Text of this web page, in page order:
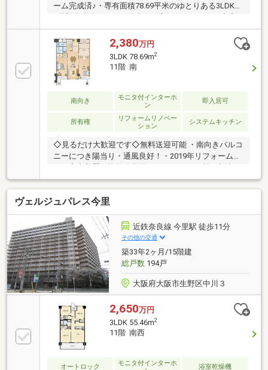
ーム完成済♪・専有面積78.69平米のゆとりある3LDK・
7階部分南向きにつき陽当たり良好▼リフォーム内容
（2026年4月完成）・キッチン新調(食洗機）・ユニッ
トバス新調（浴室乾燥機付）・洗面化粧台新調 ・トイ
レ新調 ・全室クロス貼替・全室フローリング貼替 ・全
室建具交換 ・インナーテラス新設・ハウスクリーニン
グ実施▼立地・大阪メトロ今里筋線・千日前線「今
里」駅徒歩6分・近鉄大阪線・奈良線「今里」駅徒歩9
分・JR大阪環状線「鶴橋」駅徒歩16分▼マンションの
特徴 ・管理組合にて玄関ドア（外開き）交換予定
2,380万円
3LDK 78.69m2
11階 南
南向き
モニタ付インターホ
ン
即入居可
所有権
リフォームリノベー
ション
システムキッチン
◇見るだけ大歓迎です◇無料送迎可能 ・南向きバルコ
ニーにつき陽当り・通風良好！・2019年リフォーム済
みで室内美麗・複数線利用可でアクセス便利な立地・
収納スペース充実・住環境良好・周辺環境充実◆レス
ポンスは迅速に◆交渉は全力です◆‐多忙なお客様の
「面倒だな」をフルサポート致します‐◆「とりあえず
見たい」「他社でローンを断られた」「他社の物件も
まとめて見てみたい」「相談だけしてみたい」「しっ
かり交渉してほしい」「無駄を省きたい」等お気軽に
ご連絡下さいませ。
ヴェルジュパレス今里
近鉄奈良線 今里駅 徒歩11分
その他の交通
築33年2ヶ月/15階建
総戸数194戸
大阪府大阪市生野区中川３
2,650万円
3LDK 55.46m2
11階 南西
オートロック
モニタ付インターホ
浴室乾燥機